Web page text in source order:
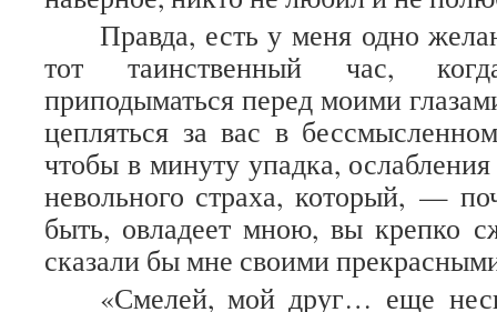
Правда, есть у меня одно
тот таинственный час,
приподыматься перед моими
цепляться за вас в
чтобы в минуту упадка,
невольного страха, который, —
быть, овладеет мною, вы крепко
сказали бы мне своими
«Смелей, мой друг… еще